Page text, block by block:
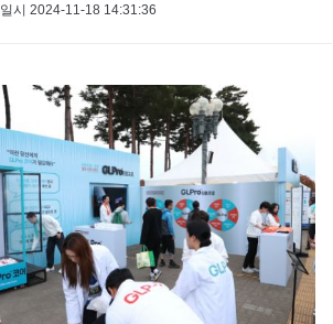
일시 2024-11-18 14:31:36